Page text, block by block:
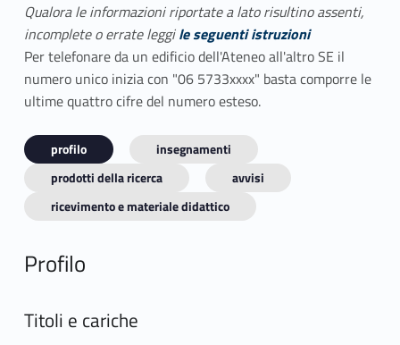
Qualora le informazioni riportate a lato risultino assenti,
incomplete o errate leggile seguenti istruzioni
Per telefonare da un edificio dell'Ateneo all'altro SE il
numero unico inizia con "06 5733xxxx" basta comporre le
ultime quattro cifre del numero esteso.
profilo
insegnamenti
prodotti della ricerca
avvisi
ricevimento e materiale didattico
Profilo
Titoli e cariche